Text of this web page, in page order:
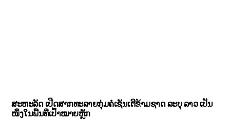
ສະຫະລັດ ເປີດສາກທະລາຍກຸ່ມຄໍເຊັນເຕີຂ້າມຊາດ ລະບຸ ລາວ ເປັນ
ໜຶ່ງໃນພື້ນທີ່ເປົ້າໝາຍຫຼັກ